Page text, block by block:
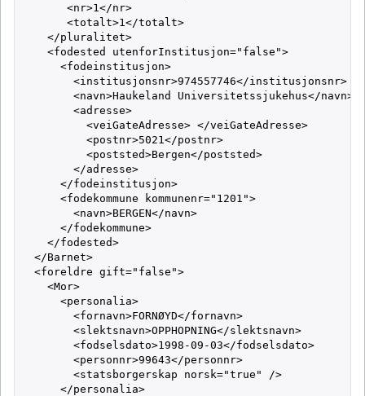
       <nr>1</nr>
       <totalt>1</totalt>
    </pluralitet>
    <fodested utenforInstitusjon="false">
      <fodeinstitusjon>
        <institusjonsnr>974557746</institusjonsnr>
        <navn>Haukeland Universitetssjukehus</navn>
        <adresse>
          <veiGateAdresse> </veiGateAdresse>
          <postnr>5021</postnr>
          <poststed>Bergen</poststed>
        </adresse>
      </fodeinstitusjon>
      <fodekommune kommunenr="1201">
        <navn>BERGEN</navn>
      </fodekommune>
    </fodested>
  </Barnet>
  <foreldre gift="false">
    <Mor>
      <personalia>
        <fornavn>FORNØYD</fornavn>
        <slektsnavn>OPPHOPNING</slektsnavn>
        <fodselsdato>1998-09-03</fodselsdato>
        <personnr>99643</personnr>
        <statsborgerskap norsk="true" />
      </personalia>